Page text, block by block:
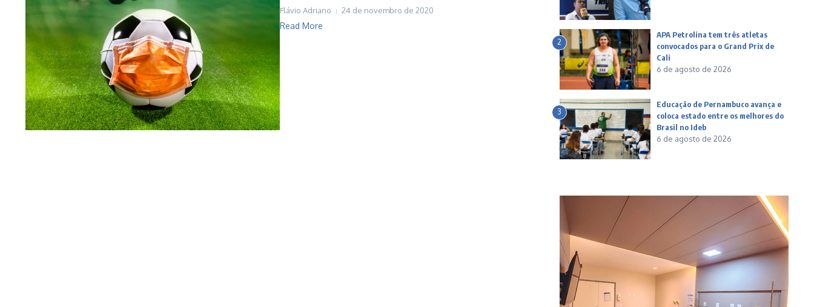
Flávio Adriano 24 de novembro de 2020
Read More
2
APA Petrolina tem três atletas
convocados para o Grand Prix de
Cali
6 de agosto de 2026
3
Educação de Pernambuco avança e
coloca estado entre os melhores do
Brasil no Ideb
6 de agosto de 2026